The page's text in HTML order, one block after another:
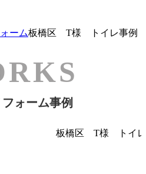
ーム板橋区 T様 トイレ事例
フォーム事例